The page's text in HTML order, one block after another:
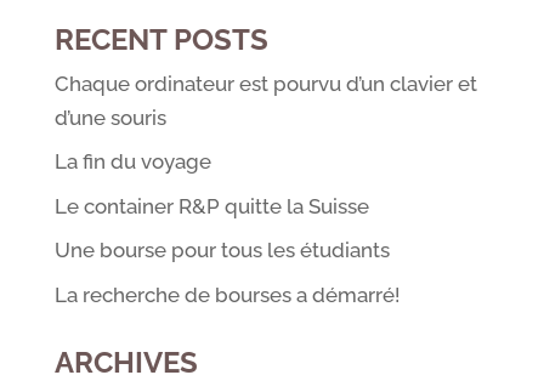
RECENT POSTS
Chaque ordinateur est pourvu d’un clavier et
d’une souris
La fin du voyage
Le container R&P quitte la Suisse
Une bourse pour tous les étudiants
La recherche de bourses a démarré!
ARCHIVES